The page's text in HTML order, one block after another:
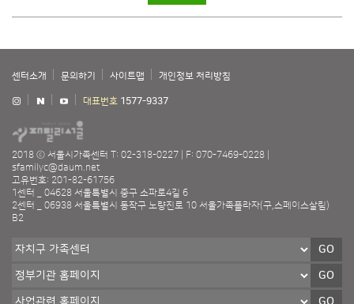
센터소개 문의하기 사이트맵 개인정보 처리방침
대표번호 1577-9337
2018 ⓒ 서울시가족센터 T: 02-318-0227
F: 070-7469-0228
sfamilyc@daum.net
고유번호: 201-82-61756
1센터 _ 04628 서울특별시 중구 소파로4길 6
2센터 _ 06938 서울특별시 동작구 노량진로 10 서울가족플라자(구,스페이스살림)
B2
GO
GO
GO